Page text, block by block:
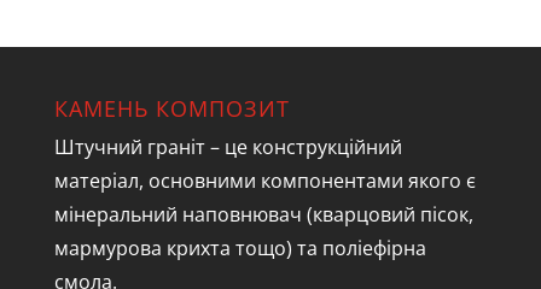
КАМЕНЬ КОМПОЗИТ
Штучний граніт – це конструкційний
матеріал, основними компонентами якого є
мінеральний наповнювач (кварцовий пісок,
мармурова крихта тощо) та поліефірна
смола.